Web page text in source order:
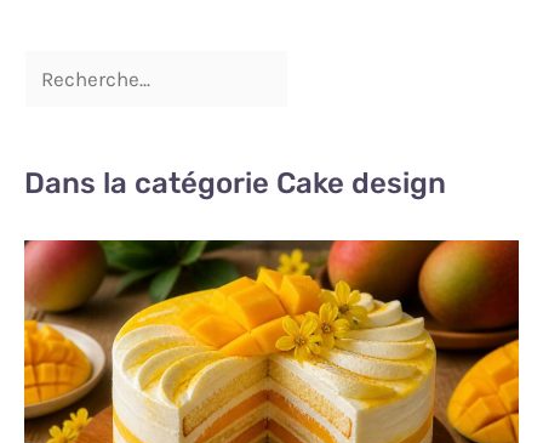
Dans la catégorie Cake design